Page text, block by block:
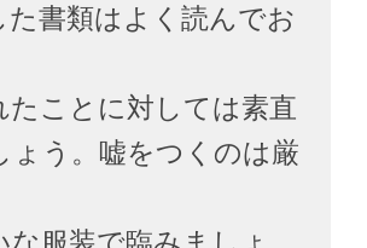
た書類はよく読んでお
たことに対しては素直
ょう。嘘をつくのは厳